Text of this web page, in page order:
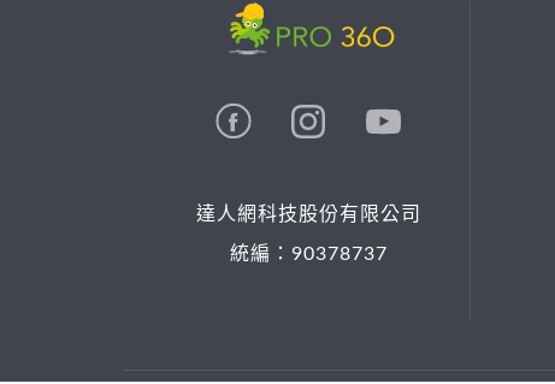
達人網科技股份有限公司
統編：90378737